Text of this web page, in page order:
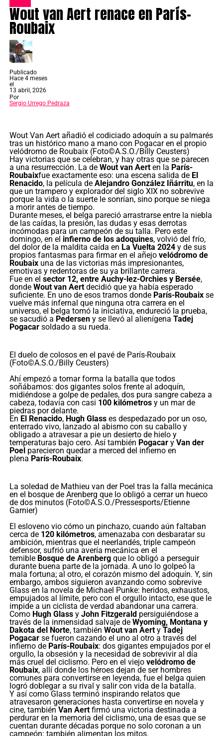
Wout van Aert renace en París-
Roubaix
Publicado
Hace 4 meses
el
13 abril, 2026
Por
Sergio Urrego Pedraza
Wout Van Aert añadió el codiciado adoquín a su palmarés
tras un histórico mano a mano con Pogacar en el propio
velódromo de Roubaix (Foto©A.S.O./Billy Ceusters)
Hay victorias que se celebran, y hay otras que se parecen
a una resurrección. La de Wout van Aerten la París-
Roubaixfue exactamente eso: una escena salida de El
Renacido, la película de Alejandro González Iñárritu, en la
que un trampero y explorador del siglo XIX no sobrevive
porque la vida o la suerte le sonrían, sino porque se niega
a morir antes de tiempo.
Durante meses, el belga pareció arrastrarse entre la niebla
de las caídas, la presión, las dudas y esas derrotas
incómodas para un campeón de su talla. Pero este
domingo, en el infierno de los adoquines, volvió del frío,
del dolor de la maldita caída en La Vuelta 2024y de sus
propios fantasmas para firmar en el añejo velódromo de
Roubaixuna de las victorias más impresionantes,
emotivas y redentoras de su ya brillante carrera.
Fue en el sector 12, entre Auchy-lez-Orchies y Bersée,
donde Wout van Aertdecidió que ya había esperado
suficiente. En uno de esos tramos donde París-Roubaixse
vuelve más infernal que ninguna otra carrera en el
universo, el belga tomó la iniciativa, endureció la prueba,
se sacudió a Pederseny se llevó al alienígena Tadej
Pogacarsoldado a su rueda.
El duelo de colosos en el pavé de París-Roubaix
(Foto©A.S.O./Billy Ceusters)
Ahí empezó a tomar forma la batalla que todos
soñábamos: dos gigantes solos frente al adoquín,
midiéndose a golpe de pedales, dos pura sangre cabeza a
cabeza, todavía con casi 100 kilómetrosy un mar de
piedras por delante.
En El Renacido, Hugh Glasses despedazado por un oso,
enterrado vivo, lanzado al abismo con su caballo y
obligado a atravesar a pie un desierto de hielo y
temperaturas bajo cero. Así también Pogacary Van der
Poelparecieron quedar a merced del infierno en
plena París-Roubaix.
La soledad de Mathieu van der Poel tras la falla mecánica
en el bosque de Arenberg que lo obligó a cerrar un hueco
de dos minutos (Foto©A.S.O./Pressesports/Etienne
Garnier)
El esloveno vio cómo un pinchazo, cuando aún faltaban
cerca de 120 kilómetros, amenazaba con desbaratar su
ambición, mientras que el neerlandés, triple campeón
defensor, sufrió una avería mecánica en el
temible Bosque de Arenbergque lo obligó a perseguir
durante buena parte de la jornada. A uno lo golpeó la
mala fortuna; al otro, el corazón mismo del adoquín. Y, sin
embargo, ambos siguieron avanzando como sobrevive
Glass en la novela de Michael Punke: heridos, exhaustos,
empujados al límite, pero con el orgullo intacto, ese que le
impide a un ciclista de verdad abandonar una carrera.
Como Hugh Glassy John Fitzgeraldpersiguiéndose a
través de la inmensidad salvaje de Wyoming, Montana y
Dakota del Norte, también Wout van Aerty Tadej
Pogacarse fueron cazando el uno al otro a través del
infierno de París-Roubaix: dos gigantes empujados por el
orgullo, la obsesión y la necesidad de sobrevivir al día
más cruel del ciclismo. Pero en el viejo velódromo de
Roubaix, allí donde los héroes dejan de ser hombres
comunes para convertirse en leyenda, fue el belga quien
logró doblegar a su rival y salir con vida de la batalla.
Y así como Glass terminó inspirando relatos que
atravesaron generaciones hasta convertirse en novela y
cine, también Van Aertfirmó una victoria destinada a
perdurar en la memoria del ciclismo, una de esas que se
cuentan durante décadas porque no solo coronan a un
campeón: también alimentan los mitos.